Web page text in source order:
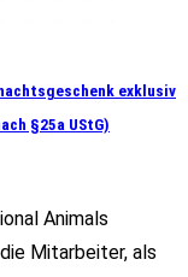
exklusiv
§25a UStG)
Animals
Mitarbeiter, als